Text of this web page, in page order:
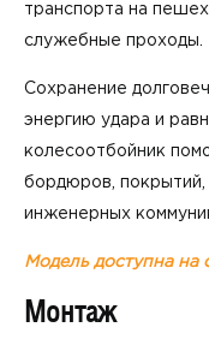
транспорта на
служебные проходы.
Сохранение
энергию удара и
колесоотбойник
бордюров, покрытий,
инженерных
Модель доступна на
Монтаж